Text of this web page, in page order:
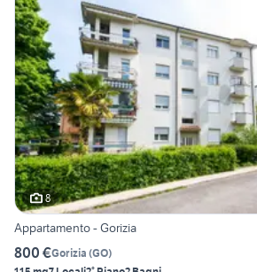
8
Appartamento - Gorizia
800 €Gorizia (GO)